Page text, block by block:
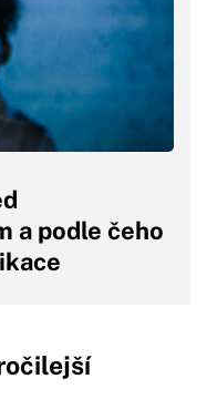
a podle čeho